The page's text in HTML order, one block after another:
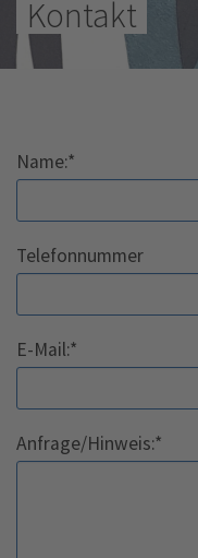
Kontakt
Name:*
Telefonnummer
E-Mail:*
Anfrage/Hinweis:*